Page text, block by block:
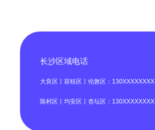
长沙区域电话
大良区丨容桂区丨伦敦区：130XXXXXXXX
陈村区丨均安区丨杏坛区：130XXXXXXXX